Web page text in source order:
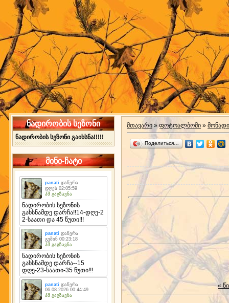
ნადირობის სეზონი
ნადირობის სეზონი გაიხსნა!!!!!
მინი-ჩატი
მთავარი » ფოტოალბომი »
Поделиться…
«